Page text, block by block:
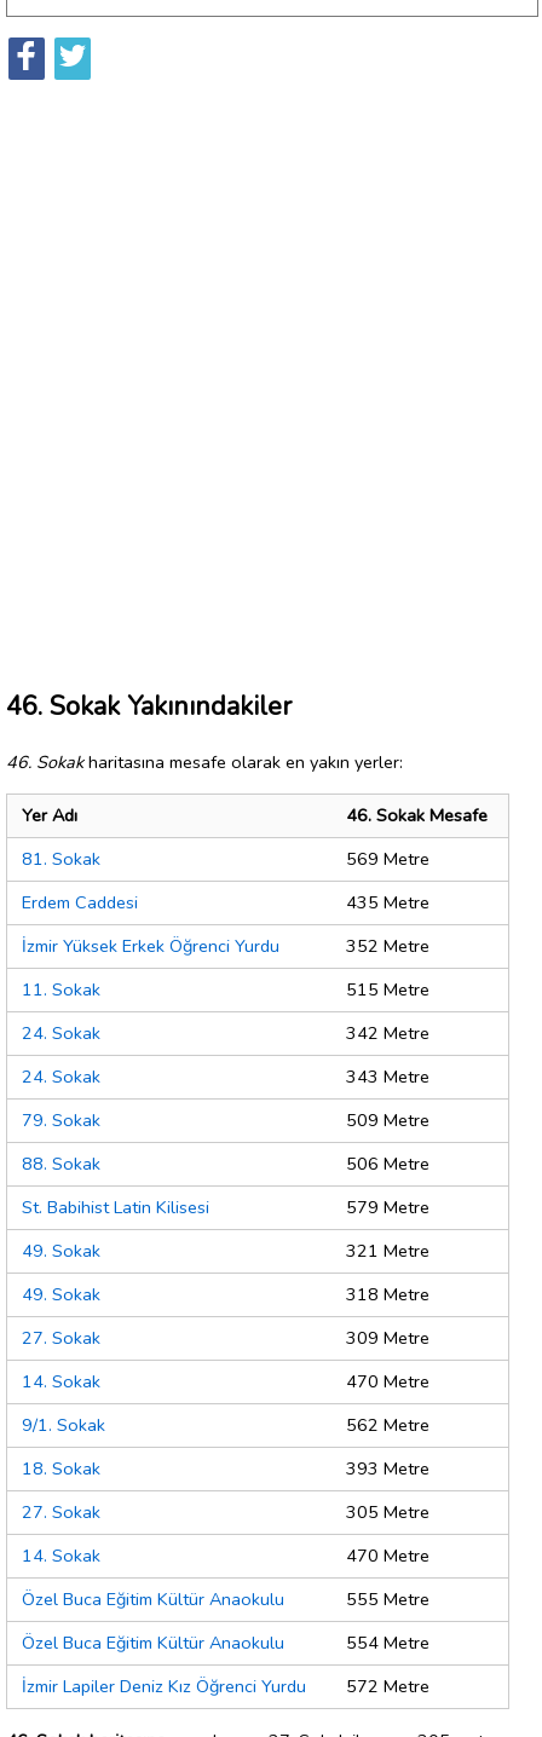
46. Sokak Yakınındakiler
46. Sokakharitasına mesafe olarak en yakın yerler:
Yer Adı
46. Sokak Mesafe
81. Sokak
569 Metre
Erdem Caddesi
435 Metre
İzmir Yüksek Erkek Öğrenci Yurdu
352 Metre
11. Sokak
515 Metre
24. Sokak
342 Metre
24. Sokak
343 Metre
79. Sokak
509 Metre
88. Sokak
506 Metre
St. Babihist Latin Kilisesi
579 Metre
49. Sokak
321 Metre
49. Sokak
318 Metre
27. Sokak
309 Metre
14. Sokak
470 Metre
9/1. Sokak
562 Metre
18. Sokak
393 Metre
27. Sokak
305 Metre
14. Sokak
470 Metre
Özel Buca Eğitim Kültür Anaokulu
555 Metre
Özel Buca Eğitim Kültür Anaokulu
554 Metre
İzmir Lapiler Deniz Kız Öğrenci Yurdu
572 Metre